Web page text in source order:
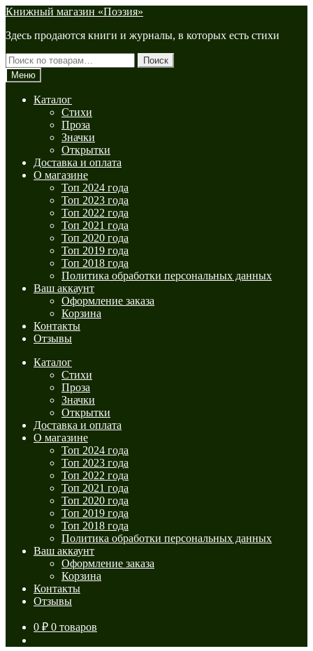
Перейти
навигации
Перейти
содержимому
Книжный магазин «Поэзия»
Здесь продаются книги и журналы, в которых есть стихи
Искать:
Поиск
Меню
Каталог
Стихи
Проза
Значки
Открытки
Доставка и оплата
О магазине
Топ 2024 года
Топ 2023 года
Топ 2022 года
Топ 2021 года
Топ 2020 года
Топ 2019 года
Топ 2018 года
Политика обработки персональных данных
Ваш аккаунт
Оформление заказа
Корзина
Контакты
Отзывы
Каталог
Стихи
Проза
Значки
Открытки
Доставка и оплата
О магазине
Топ 2024 года
Топ 2023 года
Топ 2022 года
Топ 2021 года
Топ 2020 года
Топ 2019 года
Топ 2018 года
Политика обработки персональных данных
Ваш аккаунт
Оформление заказа
Корзина
Контакты
Отзывы
0 ₽ 0 товаров